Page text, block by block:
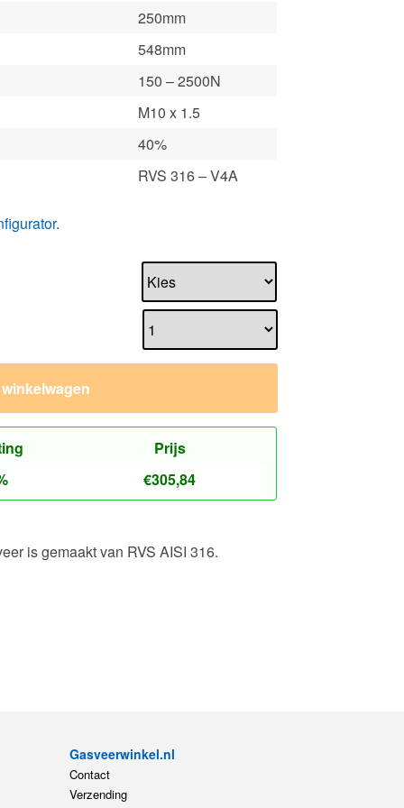
250mm
548mm
150 – 2500N
M10 x 1.5
40%
RVS 316 – V4A
.
Prijs
€305,84
is gemaakt van RVS AISI 316.
Gasveerwinkel.nl
Contact
Verzending